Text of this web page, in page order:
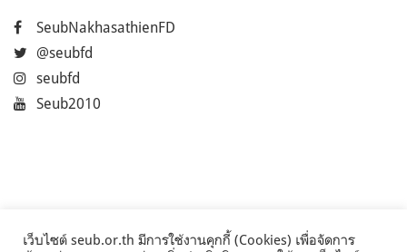
SeubNakhasathienFD
@seubfd
seubfd
Seub2010
เว็บไซต์ seub.or.th มีการใช้งานคุกกี้ (Cookies) เพื่อจัดการ